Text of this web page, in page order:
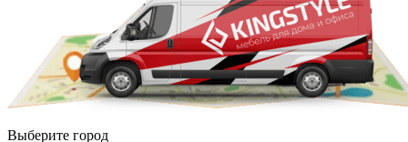
Выберите город